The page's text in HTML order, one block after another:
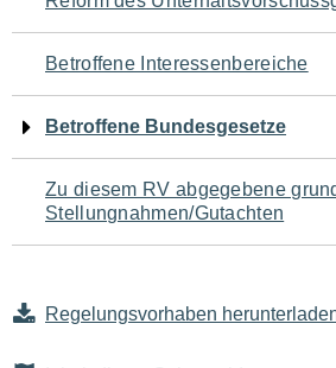
für
den
Seiteninhalt
Betroffene Interessenbereiche
Betroffene Bundesgesetze
Zu diesem RV abgegebene
Stellungnahmen/Gutachten
Regelungsvorhaben